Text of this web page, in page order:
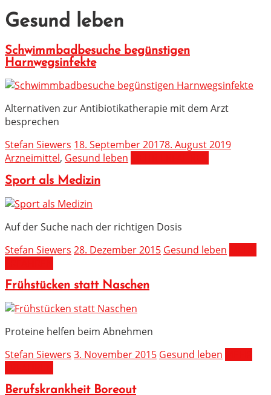
Gesund leben
Schwimmbadbesuche begünstigen
Harnwegsinfekte
Alternativen zur Antibiotikatherapie mit dem Arzt
besprechen
Stefan Siewers 18. September 20178. August 2019
Arzneimittel, Gesund leben
Sport als Medizin
Auf der Suche nach der richtigen Dosis
Stefan Siewers 28. Dezember 2015 Gesund leben
Frühstücken statt Naschen
Proteine helfen beim Abnehmen
Stefan Siewers 3. November 2015 Gesund leben
Berufskrankheit Boreout